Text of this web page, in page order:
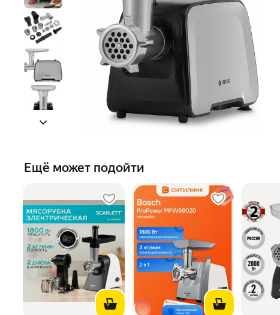
Ещё может подойти